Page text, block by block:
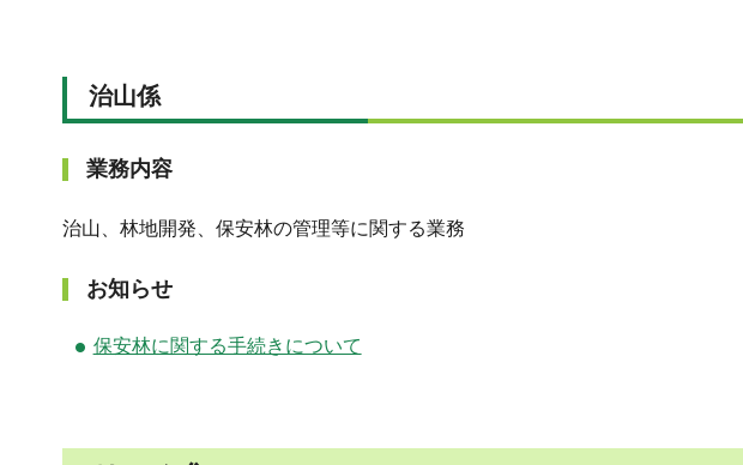
治山係
業務内容
治山、林地開発、保安林の管理等に関する業務
お知らせ
保安林に関する手続きについて